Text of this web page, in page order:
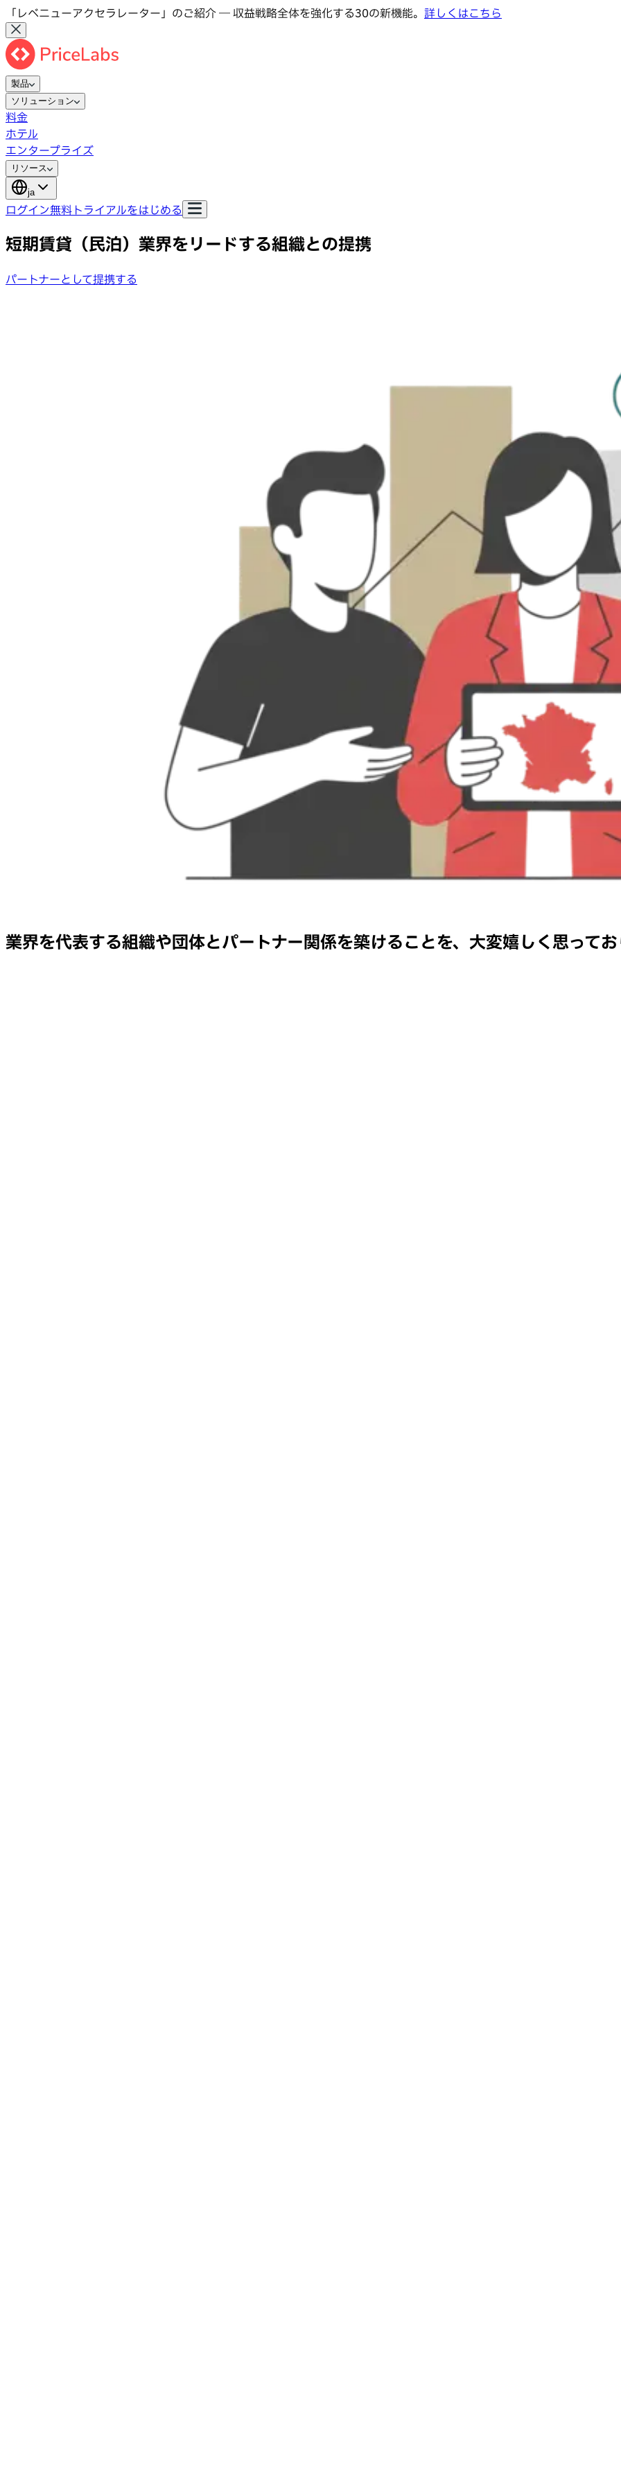
「レベニューアクセラレーター」のご紹介 ― 収益戦略全体を強化する30の新機能。 詳しくはこちら
製品
ソリューション
料金
ホテル
エンタープライズ
リソース
ja
ログイン無料トライアルをはじめる
短期賃貸（民泊）業界をリードする組織との提携
パートナーとして提携する
業界を代表する組織や団体とパートナー関係を築けることを、大変嬉しく思って